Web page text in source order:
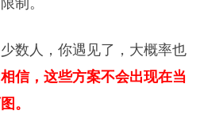
数人，你遇见了，大概率也
信，这些方案不会出现在当
。